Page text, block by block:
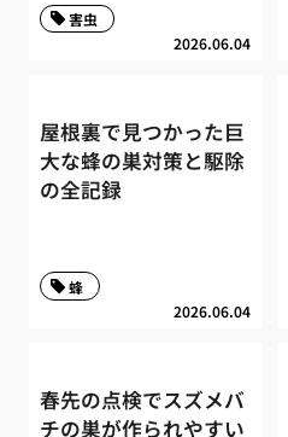
2026.06.04
害虫
屋根裏で見つかった巨
大な蜂の巣対策と駆除
の全記録
2026.06.04
蜂
春先の点検でスズメバ
チの巣が作られやすい